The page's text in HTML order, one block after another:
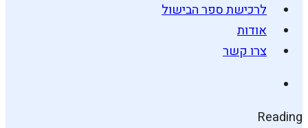
לרכישת ספר הבישול
אודות
צרו קשר
Reading